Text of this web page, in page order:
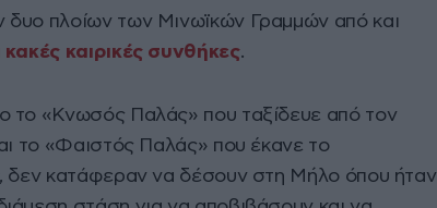
πλοίων των Μινωϊκών Γραμμών από και
κακές καιρικές συνθήκες.
το «Κνωσός Παλάς» που ταξίδευε από τον
το «Φαιστός Παλάς» που έκανε το
δεν κατάφεραν να δέσουν στη Μήλο όπου ήταν